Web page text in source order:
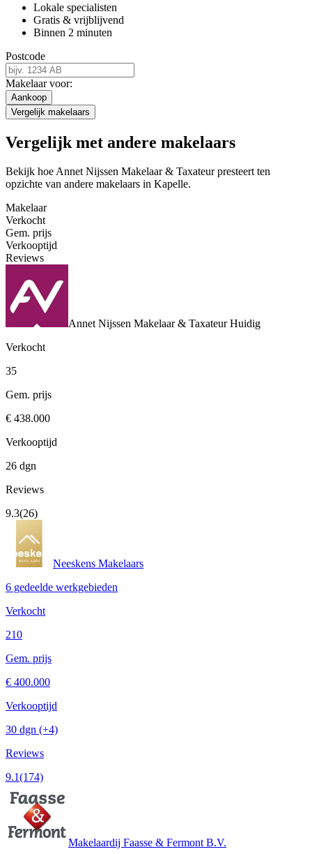
Lokale specialisten
Gratis & vrijblijvend
Binnen 2 minuten
Postcode
Makelaar voor:
Aankoop
Vergelijk makelaars
Vergelijk met andere makelaars
Bekijk hoe Annet Nijssen Makelaar & Taxateur presteert ten
opzichte van andere makelaars in Kapelle.
Makelaar
Verkocht
Gem. prijs
Verkooptijd
Reviews
Annet Nijssen Makelaar & TaxateurHuidig
Verkocht
35
Gem. prijs
€ 438.000
Verkooptijd
26 dgn
Reviews
9.3(26)
Neeskens Makelaars
6 gedeelde werkgebieden
Verkocht
210
Gem. prijs
€ 400.000
Verkooptijd
30 dgn (+4)
Reviews
9.1(174)
Makelaardij Faasse & Fermont B.V.